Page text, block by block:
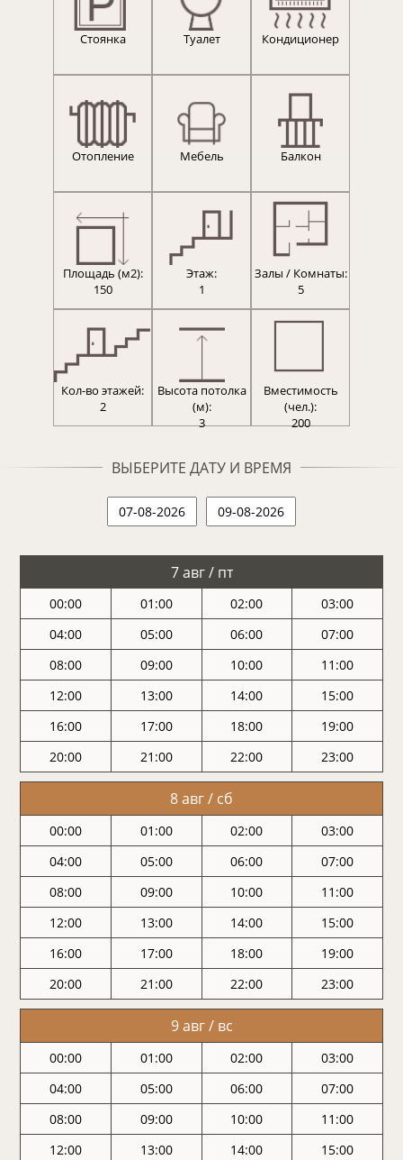
Стоянка Туалет Кондиционер
Отопление Мебель Балкон
Площадь (м2):
150
Этаж:
1
Залы / Комнаты:
5
Кол-во этажей:
2
Высота потолка
(м):
3
Вместимость
(чел.):
200
ВЫБЕРИТЕ ДАТУ И ВРЕМЯ
7 авг / пт
00:00 01:00 02:00
03:00
04:00
05:00 06:00
07:00
08:00
09:00 10:00
11:00
12:00
13:00 14:00
15:00
16:00
17:00 18:00
19:00
20:00
21:00 22:00 23:00
8 авг / сб
00:00 01:00 02:00
03:00
04:00
05:00 06:00
07:00
08:00
09:00 10:00
11:00
12:00
13:00 14:00
15:00
16:00
17:00 18:00
19:00
20:00
21:00 22:00 23:00
9 авг / вс
00:00 01:00 02:00
03:00
04:00
05:00 06:00
07:00
08:00
09:00 10:00
11:00
12:00
13:00 14:00
15:00